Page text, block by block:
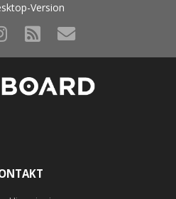
Version